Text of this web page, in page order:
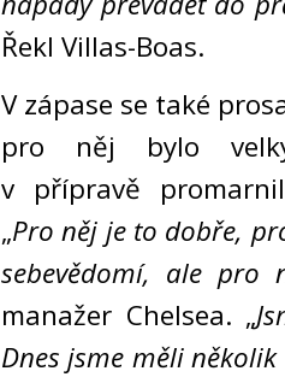
Řekl Villas-Boas.
V zápase se také
pro něj bylo
v přípravě
„Pro něj je to dobře,
sebevědomí, ale
manažer Chelsea. „
Dnes jsme měli